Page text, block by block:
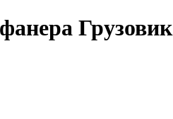
Грузовик